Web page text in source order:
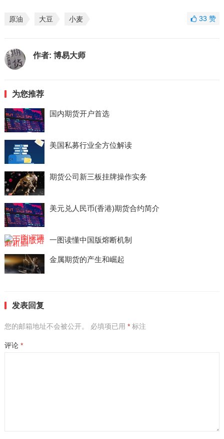
原油 大豆 小麦 33赞
作者: 博易大师
为您推荐
国内期货开户首选
美国私募行业全方位解读
期货公司新三板挂牌操作实务
美元兑人民币(香港)期货合约简介
一图读懂中国版熔断机制
金属期货的产生和崛起
发表回复
您的邮箱地址不会被公开。 必填项已用 *标注
评论 *